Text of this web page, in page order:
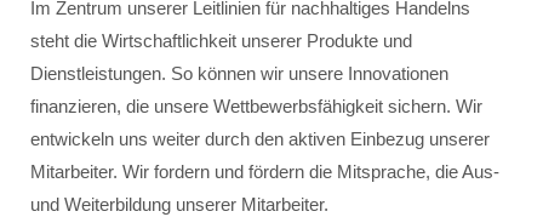
Im Zentrum unserer Leitlinien für nachhaltiges Handelns
steht die Wirtschaftlichkeit unserer Produkte und
Dienstleistungen. So können wir unsere Innovationen
finanzieren, die unsere Wettbewerbsfähigkeit sichern. Wir
entwickeln uns weiter durch den aktiven Einbezug unserer
Mitarbeiter. Wir fordern und fördern die Mitsprache, die Aus-
und Weiterbildung unserer Mitarbeiter.